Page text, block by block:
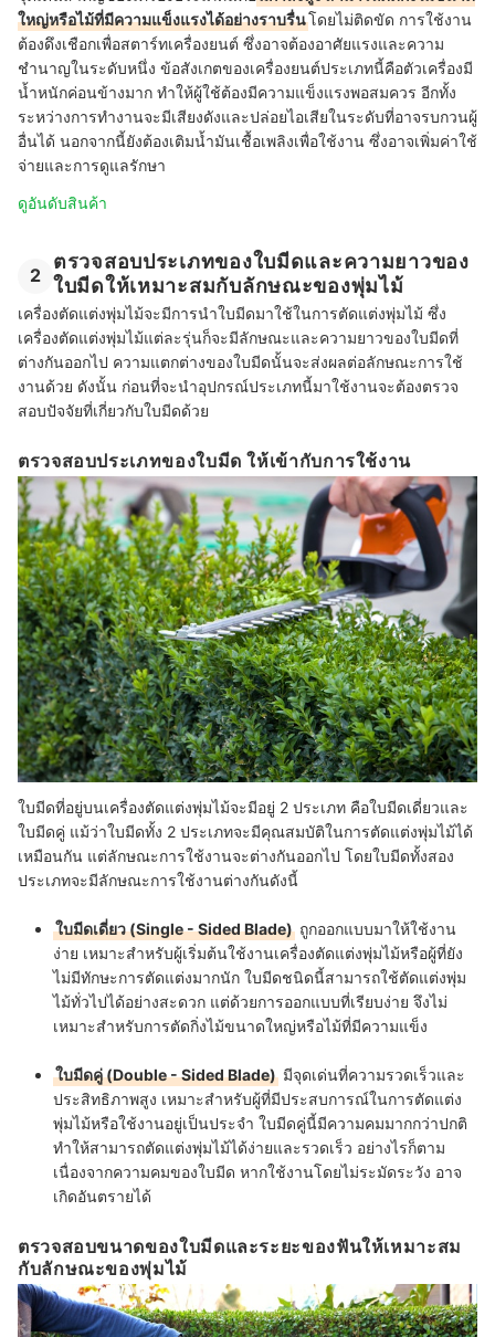
ใหญ่หรือไม้ที่มีความแข็งแรงได้อย่างราบรื่นโดยไม่ติดขัด การใช้งาน
ต้องดึงเชือกเพื่อสตาร์ทเครื่องยนต์ ซึ่งอาจต้องอาศัยแรงและความ
ชำนาญในระดับหนึ่ง ข้อสังเกตของเครื่องยนต์ประเภทนี้คือตัวเครื่องมี
น้ำหนักค่อนข้างมาก ทำให้ผู้ใช้ต้องมีความแข็งแรงพอสมควร อีกทั้ง
ระหว่างการทำงานจะมีเสียงดังและปล่อยไอเสียในระดับที่อาจรบกวนผู้
อื่นได้ นอกจากนี้ยังต้องเติมน้ำมันเชื้อเพลิงเพื่อใช้งาน ซึ่งอาจเพิ่มค่าใช้
จ่ายและการดูแลรักษา
ดูอันดับสินค้า
2
ตรวจสอบประเภทของใบมีดและความยาวของ
ใบมีดให้เหมาะสมกับลักษณะของพุ่มไม้
เครื่องตัดแต่งพุ่มไม้จะมีการนำใบมีดมาใช้ในการตัดแต่งพุ่มไม้ ซึ่ง
เครื่องตัดแต่งพุ่มไม้แต่ละรุ่นก็จะมีลักษณะและความยาวของใบมีดที่
ต่างกันออกไป ความแตกต่างของใบมีดนั้นจะส่งผลต่อลักษณะการใช้
งานด้วย ดังนั้น ก่อนที่จะนำอุปกรณ์ประเภทนี้มาใช้งานจะต้องตรวจ
สอบปัจจัยที่เกี่ยวกับใบมีดด้วย
ตรวจสอบประเภทของใบมีด ให้เข้ากับการใช้งาน
ใบมีดที่อยู่บนเครื่องตัดแต่งพุ่มไม้จะมีอยู่ 2 ประเภท คือใบมีดเดี่ยวและ
ใบมีดคู่ แม้ว่าใบมีดทั้ง 2 ประเภทจะมีคุณสมบัติในการตัดแต่งพุ่มไม้ได้
เหมือนกัน แต่ลักษณะการใช้งานจะต่างกันออกไป โดยใบมีดทั้งสอง
ประเภทจะมีลักษณะการใช้งานต่างกันดังนี้
ใบมีดเดี่ยว (Single - Sided Blade) ถูกออกแบบมาให้ใช้งาน
ง่าย เหมาะสำหรับผู้เริ่มต้นใช้งานเครื่องตัดแต่งพุ่มไม้หรือผู้ที่ยัง
ไม่มีทักษะการตัดแต่งมากนัก ใบมีดชนิดนี้สามารถใช้ตัดแต่งพุ่ม
ไม้ทั่วไปได้อย่างสะดวก แต่ด้วยการออกแบบที่เรียบง่าย จึงไม่
เหมาะสำหรับการตัดกิ่งไม้ขนาดใหญ่หรือไม้ที่มีความแข็ง
ใบมีดคู่ (Double - Sided Blade) มีจุดเด่นที่ความรวดเร็วและ
ประสิทธิภาพสูง เหมาะสำหรับผู้ที่มีประสบการณ์ในการตัดแต่ง
พุ่มไม้หรือใช้งานอยู่เป็นประจำ ใบมีดคู่นี้มีความคมมากกว่าปกติ
ทำให้สามารถตัดแต่งพุ่มไม้ได้ง่ายและรวดเร็ว อย่างไรก็ตาม
เนื่องจากความคมของใบมีด หากใช้งานโดยไม่ระมัดระวัง อาจ
เกิดอันตรายได้
ตรวจสอบขนาดของใบมีดและระยะของฟันให้เหมาะสม
กับลักษณะของพุ่มไม้